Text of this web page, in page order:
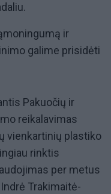
ir
galime prisidėti
Pakuočių ir
reikalavimas
vienkartinių plastiko
rinktis
per metus
Trakimaitė-